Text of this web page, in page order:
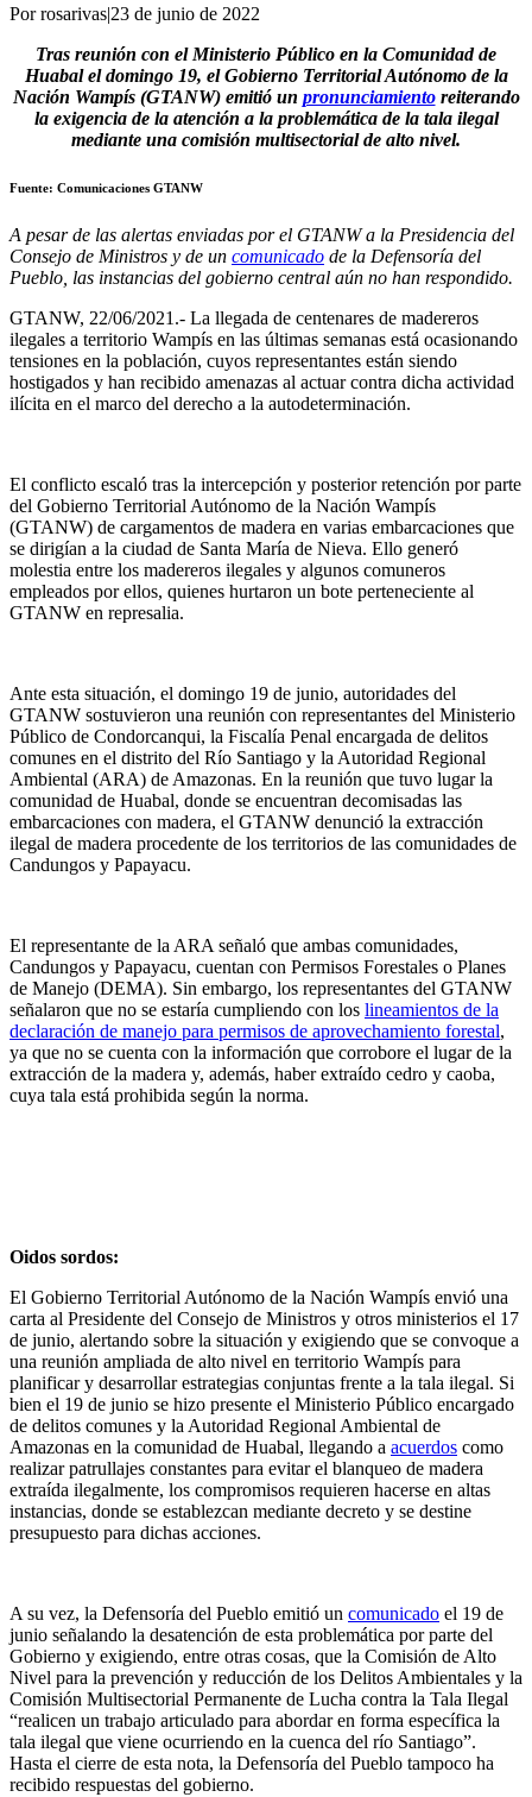
Por rosarivas|23 de junio de 2022
Tras reunión con el Ministerio Público en la Comunidad de
Huabal el domingo 19, el Gobierno Territorial Autónomo de la
Nación Wampís (GTANW) emitió un pronunciamientoreiterando
la exigencia de la atención a la problemática de la tala ilegal
mediante una comisión multisectorial de alto nivel.
Fuente: Comunicaciones GTANW
A pesar de las alertas enviadas por el GTANW a la Presidencia del
Consejo de Ministros y de un comunicado de la Defensoría del
Pueblo, las instancias del gobierno central aún no han respondido.
GTANW, 22/06/2021.- La llegada de centenares de madereros
ilegales a territorio Wampís en las últimas semanas está ocasionando
tensiones en la población, cuyos representantes están siendo
hostigados y han recibido amenazas al actuar contra dicha actividad
ilícita en el marco del derecho a la autodeterminación.
El conflicto escaló tras la intercepción y posterior retención por parte
del Gobierno Territorial Autónomo de la Nación Wampís
(GTANW) de cargamentos de madera en varias embarcaciones que
se dirigían a la ciudad de Santa María de Nieva. Ello generó
molestia entre los madereros ilegales y algunos comuneros
empleados por ellos, quienes hurtaron un bote perteneciente al
GTANW en represalia.
Ante esta situación, el domingo 19 de junio, autoridades del
GTANW sostuvieron una reunión con representantes del Ministerio
Público de Condorcanqui, la Fiscalía Penal encargada de delitos
comunes en el distrito del Río Santiago y la Autoridad Regional
Ambiental (ARA) de Amazonas. En la reunión que tuvo lugar la
comunidad de Huabal, donde se encuentran decomisadas las
embarcaciones con madera, el GTANW denunció la extracción
ilegal de madera procedente de los territorios de las comunidades de
Candungos y Papayacu.
El representante de la ARA señaló que ambas comunidades,
Candungos y Papayacu, cuentan con Permisos Forestales o Planes
de Manejo (DEMA). Sin embargo, los representantes del GTANW
señalaron que no se estaría cumpliendo con los lineamientos de la
declaración de manejo para permisos de aprovechamiento forestal,
ya que no se cuenta con la información que corrobore el lugar de la
extracción de la madera y, además, haber extraído cedro y caoba,
cuya tala está prohibida según la norma.
Oidos sordos:
El Gobierno Territorial Autónomo de la Nación Wampís envió una
carta al Presidente del Consejo de Ministros y otros ministerios el 17
de junio, alertando sobre la situación y exigiendo que se convoque a
una reunión ampliada de alto nivel en territorio Wampís para
planificar y desarrollar estrategias conjuntas frente a la tala ilegal. Si
bien el 19 de junio se hizo presente el Ministerio Público encargado
de delitos comunes y la Autoridad Regional Ambiental de
Amazonas en la comunidad de Huabal, llegando a acuerdos como
realizar patrullajes constantes para evitar el blanqueo de madera
extraída ilegalmente, los compromisos requieren hacerse en altas
instancias, donde se establezcan mediante decreto y se destine
presupuesto para dichas acciones.
A su vez, la Defensoría del Pueblo emitió un comunicado el 19 de
junio señalando la desatención de esta problemática por parte del
Gobierno y exigiendo, entre otras cosas, que la Comisión de Alto
Nivel para la prevención y reducción de los Delitos Ambientales y la
Comisión Multisectorial Permanente de Lucha contra la Tala Ilegal
“realicen un trabajo articulado para abordar en forma específica la
tala ilegal que viene ocurriendo en la cuenca del río Santiago”.
Hasta el cierre de esta nota, la Defensoría del Pueblo tampoco ha
recibido respuestas del gobierno.